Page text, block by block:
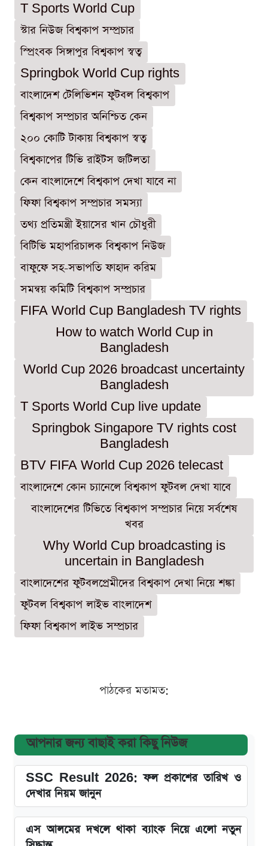
T Sports World Cup
স্টার নিউজ বিশ্বকাপ সম্প্রচার
স্প্রিংবক সিঙ্গাপুর বিশ্বকাপ স্বত্ব
Springbok World Cup rights
বাংলাদেশ টেলিভিশন ফুটবল বিশ্বকাপ
বিশ্বকাপ সম্প্রচার অনিশ্চিত কেন
২০০ কোটি টাকায় বিশ্বকাপ স্বত্ব
বিশ্বকাপের টিভি রাইটস জটিলতা
কেন বাংলাদেশে বিশ্বকাপ দেখা যাবে না
ফিফা বিশ্বকাপ সম্প্রচার সমস্যা
তথ্য প্রতিমন্ত্রী ইয়াসের খান চৌধুরী
বিটিভি মহাপরিচালক বিশ্বকাপ নিউজ
বাফুফে সহ-সভাপতি ফাহাদ করিম
সমন্বয় কমিটি বিশ্বকাপ সম্প্রচার
FIFA World Cup Bangladesh TV rights
How to watch World Cup in
Bangladesh
World Cup 2026 broadcast uncertainty
Bangladesh
T Sports World Cup live update
Springbok Singapore TV rights cost
Bangladesh
BTV FIFA World Cup 2026 telecast
বাংলাদেশে কোন চ্যানেলে বিশ্বকাপ ফুটবল দেখা যাবে
বাংলাদেশের টিভিতে বিশ্বকাপ সম্প্রচার নিয়ে সর্বশেষ
খবর
Why World Cup broadcasting is
uncertain in Bangladesh
বাংলাদেশের ফুটবলপ্রেমীদের বিশ্বকাপ দেখা নিয়ে শঙ্কা
ফুটবল বিশ্বকাপ লাইভ বাংলাদেশ
ফিফা বিশ্বকাপ লাইভ সম্প্রচার
পাঠকের মতামত:
আপনার জন্য বাছাই করা কিছু নিউজ
SSC Result 2026: ফল প্রকাশের তারিখ ও
দেখার নিয়ম জানুন
এস আলমের দখলে থাকা ব্যাংক নিয়ে এলো নতুন